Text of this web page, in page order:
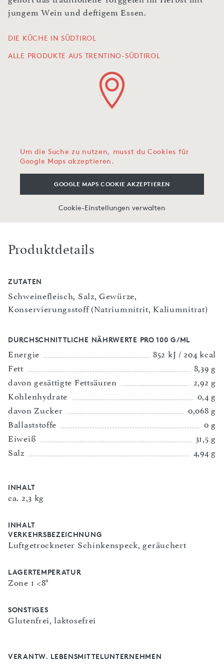
jungem Wein und deftigem Essen.
DIE KÜCHE IN SÜDTIROL
ALLE PRODUKTE AUS TRENTINO-SÜDTIROL
Um die Suche zu nutzen, musst du Cookies für
Google Maps akzeptieren.
GOOGLE MAPS COOKIE AKZEPTIEREN
Cookie-Einstellungen verwalten
Produktdetails
ZUTATEN
Schweinefleisch, Salz, Gewürze,
Konservierungsstoff (Natriumnitrit, Kaliumnitrat)
DURCHSCHNITTLICHE NÄHRWERTE PRO 100 G/ML
Energie
852 kJ / 204 kcal
Fett
8,39 g
davon gesättigte Fettsäuren
2,92 g
Kohlenhydrate
0,4 g
davon Zucker
0,068 g
Ballaststoffe
0 g
Eiweiß
31,5 g
Salz
4,94 g
INHALT
ca. 2,3 kg
INHALT
VERKEHRSBEZEICHNUNG
Luftgetrockneter Schinkenspeck, geräuchert
LAGERTEMPERATUR
Zone 1 <8°
SONSTIGES
Glutenfrei, laktosefrei
VERANTW. LEBENSMITTELUNTERNEHMEN